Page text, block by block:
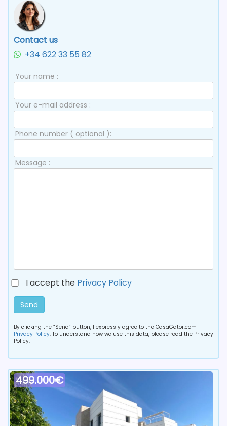
Contact us
+34 622 33 55 82
Your name :
Your e-mail address :
Phone number ( optional ):
Message :
I accept the Privacy Policy
Send
By clicking the “Send” button, I expressly agree to the CasaGator.com
Privacy Policy. To understand how we use this data, please read the Privacy
Policy.
499.000€